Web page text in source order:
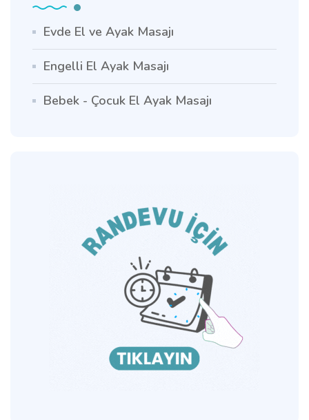
Evde El ve Ayak Masajı
Engelli El Ayak Masajı
Bebek - Çocuk El Ayak Masajı